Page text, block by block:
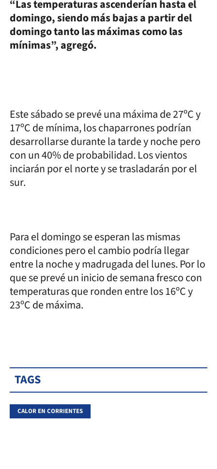
“Las temperaturas ascenderían hasta el
domingo, siendo más bajas a partir del
domingo tanto las máximas como las
mínimas”, agregó.
Este sábado se prevé una máxima de 27ºC y
17ºC de mínima, los chaparrones podrían
desarrollarse durante la tarde y noche pero
con un 40% de probabilidad. Los vientos
inciarán por el norte y se trasladarán por el
sur.
Para el domingo se esperan las mismas
condiciones pero el cambio podría llegar
entre la noche y madrugada del lunes. Por lo
que se prevé un inicio de semana fresco con
temperaturas que ronden entre los 16ºC y
23ºC de máxima.
TAGS
CALOR EN CORRIENTES